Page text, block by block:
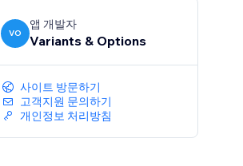
VO
앱 개발자
Variants & Options
사이트 방문하기
고객지원 문의하기
개인정보 처리방침